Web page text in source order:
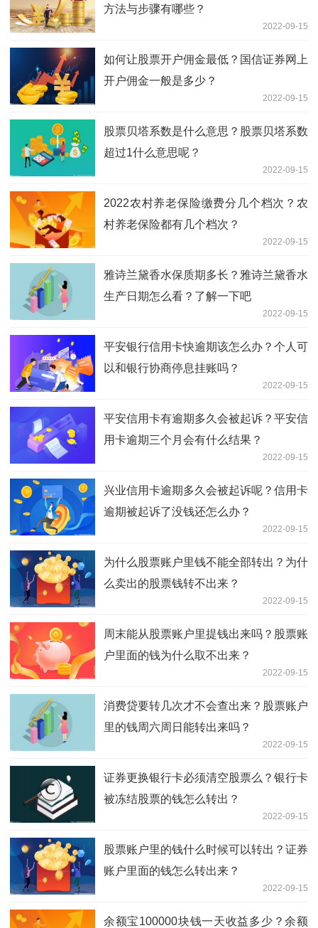
方法与步骤有哪些？
2022-09-15
如何让股票开户佣金最低？国信证券网上
开户佣金一般是多少？
2022-09-15
股票贝塔系数是什么意思？股票贝塔系数
超过1什么意思呢？
2022-09-15
2022农村养老保险缴费分几个档次？农
村养老保险都有几个档次？
2022-09-15
雅诗兰黛香水保质期多长？雅诗兰黛香水
生产日期怎么看？了解一下吧
2022-09-15
平安银行信用卡快逾期该怎么办？个人可
以和银行协商停息挂账吗？
2022-09-15
平安信用卡有逾期多久会被起诉？平安信
用卡逾期三个月会有什么结果？
2022-09-15
兴业信用卡逾期多久会被起诉呢？信用卡
逾期被起诉了没钱还怎么办？
2022-09-15
为什么股票账户里钱不能全部转出？为什
么卖出的股票钱转不出来？
2022-09-15
周末能从股票账户里提钱出来吗？股票账
户里面的钱为什么取不出来？
2022-09-15
消费贷要转几次才不会查出来？股票账户
里的钱周六周日能转出来吗？
2022-09-15
证券更换银行卡必须清空股票么？银行卡
被冻结股票的钱怎么转出？
2022-09-15
股票账户里的钱什么时候可以转出？证券
账户里面的钱怎么转出来？
2022-09-15
余额宝100000块钱一天收益多少？余额